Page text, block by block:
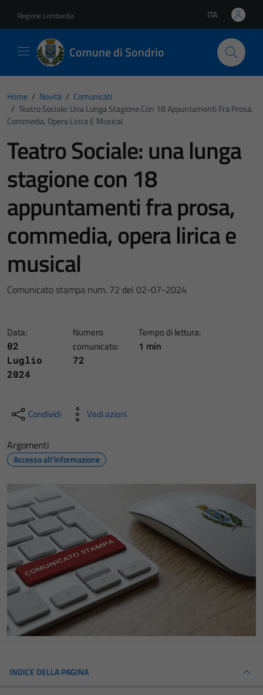
Regione Lombardia Lingua attiva:
ITA
Comune di Sondrio
Home / Novità / Comunicati
/ Teatro Sociale: Una Lunga Stagione Con 18 Appuntamenti Fra Prosa,
Commedia, Opera Lirica E Musical
Teatro Sociale: una lunga
stagione con 18
appuntamenti fra prosa,
commedia, opera lirica e
musical
Comunicato stampa num. 72 del 02-07-2024
Data:
02
Luglio
2024
Numero
comunicato:
72
Tempo di lettura:
1 min
Condividi Vedi azioni
Argomenti
Accesso all'informazione
INDICE DELLA PAGINA